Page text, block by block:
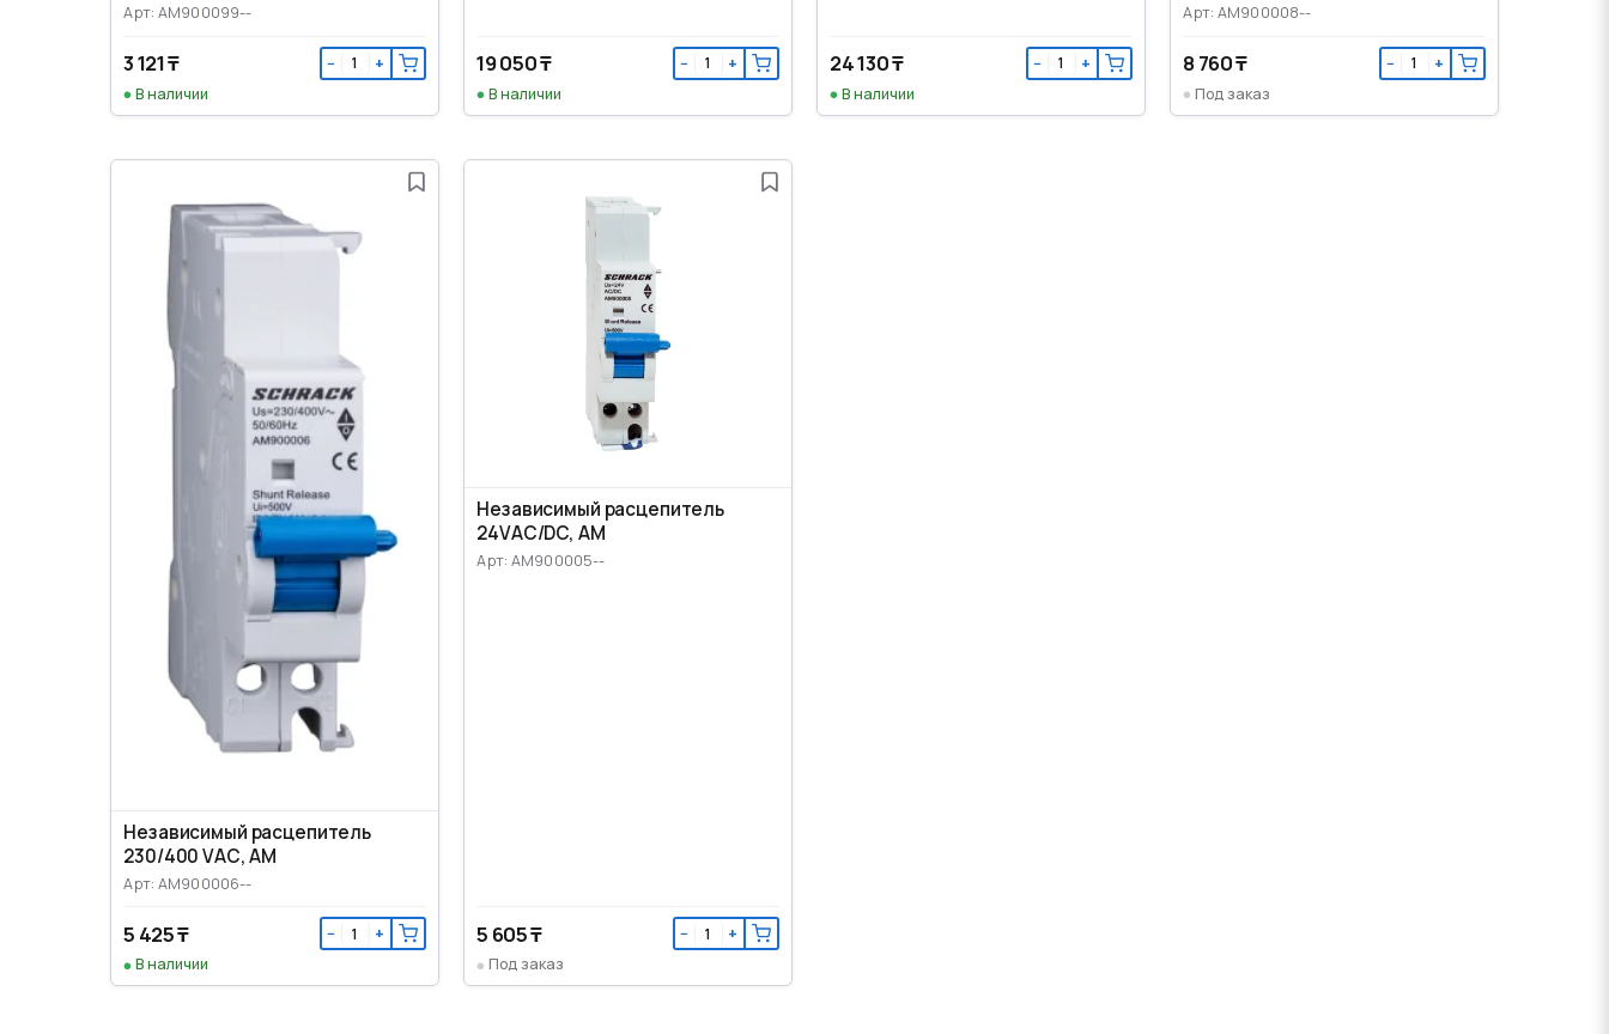
Арт: AM900099--
3 121 ₸ − +
В наличии
19 050 ₸ − +
В наличии
24 130 ₸ − +
В наличии
Арт: AM900008--
8 760 ₸ − +
Под заказ
Независимый расцепитель
230/400 VАС, AM
Арт: AM900006--
5 425 ₸ − +
В наличии
Независимый расцепитель
24VАС/DC, AM
Арт: AM900005--
5 605 ₸ − +
Под заказ